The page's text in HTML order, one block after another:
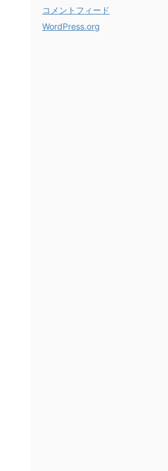
コメントフィード
WordPress.org